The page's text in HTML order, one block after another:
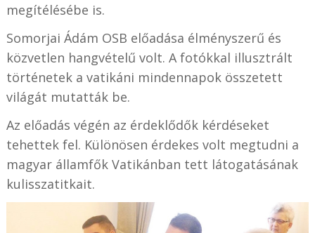
megítélésébe is.
Somorjai Ádám OSB előadása élményszerű és
közvetlen hangvételű volt. A fotókkal illusztrált
történetek a vatikáni mindennapok összetett
világát mutatták be.
Az előadás végén az érdeklődők kérdéseket
tehettek fel. Különösen érdekes volt megtudni a
magyar államfők Vatikánban tett látogatásának
kulisszatitkait.